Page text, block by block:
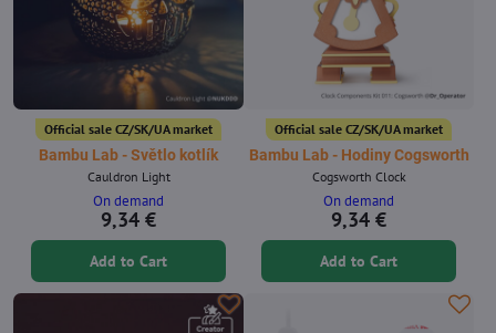
Official sale CZ/SK/UA market
Bambu Lab - Světlo kotlík
Cauldron Light
On demand
9,34 €
Add to Cart
Official sale CZ/SK/UA market
Bambu Lab - Hodiny Cogsworth
Cogsworth Clock
On demand
9,34 €
Add to Cart